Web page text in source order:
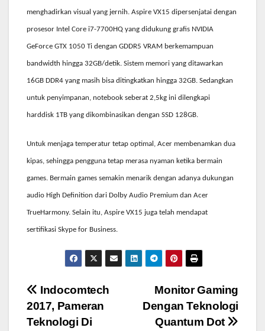
menghadirkan visual yang jernih. Aspire VX15 dipersenjatai dengan
prosesor Intel Core i7-7700HQ yang didukung grafis NVIDIA
GeForce GTX 1050 Ti dengan GDDR5 VRAM berkemampuan
bandwidth hingga 32GB/detik. Sistem memori yang ditawarkan
16GB DDR4 yang masih bisa ditingkatkan hingga 32GB. Sedangkan
untuk penyimpanan, notebook seberat 2,5kg ini dilengkapi
harddisk 1TB yang dikombinasikan dengan SSD 128GB.
Untuk menjaga temperatur tetap optimal, Acer membenamkan dua
kipas, sehingga pengguna tetap merasa nyaman ketika bermain
games. Bermain games semakin menarik dengan adanya dukungan
audio High Definition dari Dolby Audio Premium dan Acer
TrueHarmony. Selain itu, Aspire VX15 juga telah mendapat
sertifikasi Skype for Business.
Post
navigation
Monitor Gaming
Dengan Teknologi
Quantum Dot
Indocomtech
2017, Pameran
Teknologi Di